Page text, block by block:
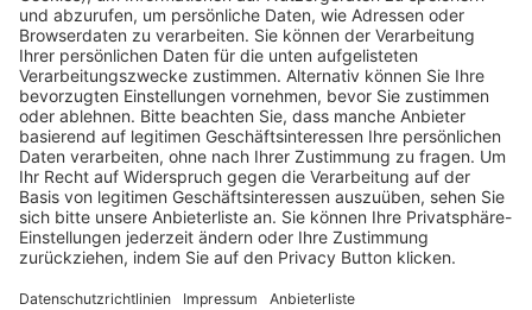
Pässe und Vereinswechsel
Trainerausbildung
Schulungsangebot Vereinsmitarbeiter
BFV-Geschäftsstellen
Trainerbörse
Login SpielPlus
FOLGE DEM BFV